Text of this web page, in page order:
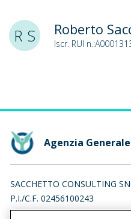
R S Roberto
Iscr. RUI
Agenzia Generale
SACCHETTO CONSULTING
P.I./C.F. 02456100243
CONTRA' PORTI 17, 36100